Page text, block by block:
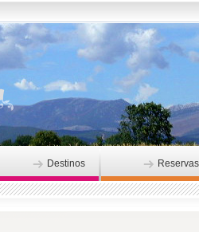
Destinos Reservas